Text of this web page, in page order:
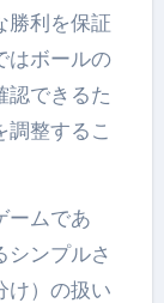
勝利を保証
はボールの
認できるた
調整するこ
ームであ
シンプルさ
け）の扱い